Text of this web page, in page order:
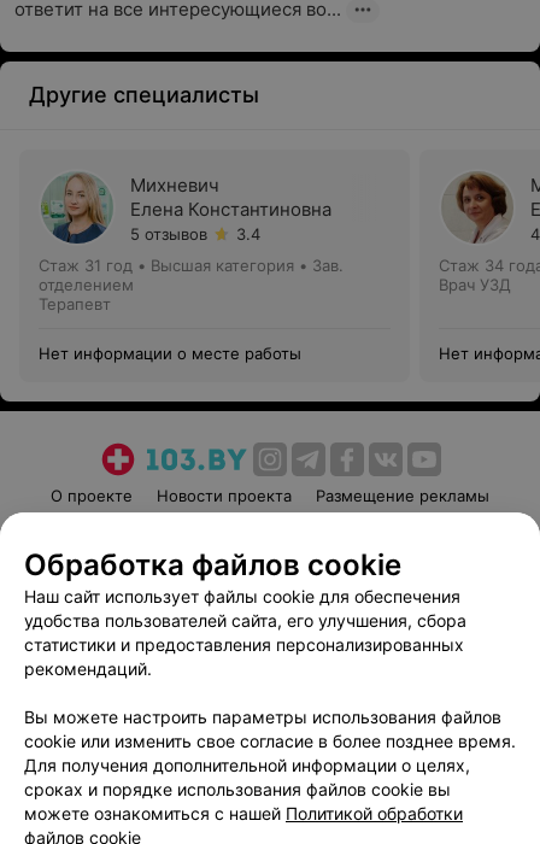
ответит на все интересующиеся во...
Другие специалисты
Михневич
Елена Константиновна
5 отзывов
3.4
Стаж 31 год • Высшая категория • Зав.
отделением
Терапевт
Нет информации о месте работы
Стаж 34
Врач УЗД
Нет
О проекте Новости проекта
Размещение рекламы
Пользовательское соглашение
Способы оплаты
Вакансии
Партнеры
Написать руководителю 103.by
Обработка персональных данных
Обработка файлов cookie
Наш сайт использует файлы cookie для обеспечения
удобства пользователей сайта, его улучшения, сбора
статистики и предоставления персонализированных
рекомендаций.
Вы можете настроить параметры использования файлов
cookie или изменить свое согласие в более позднее время.
Для получения дополнительной информации о целях,
сроках и порядке использования файлов cookie вы
можете ознакомиться с нашей Политикой обработки
файлов cookie